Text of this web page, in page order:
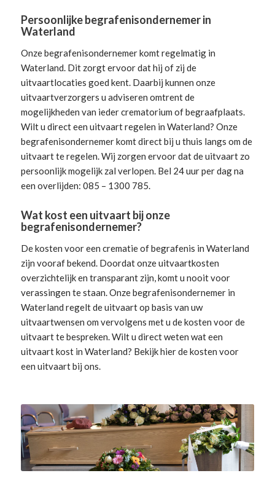
Persoonlijke begrafenisondernemer in
Waterland
Onze begrafenisondernemer komt regelmatig in
Waterland. Dit zorgt ervoor dat hij of zij de
uitvaartlocaties goed kent. Daarbij kunnen onze
uitvaartverzorgers u adviseren omtrent de
mogelijkheden van ieder crematorium of begraafplaats.
Wilt u direct een uitvaart regelen in Waterland? Onze
begrafenisondernemer komt direct bij u thuis langs om de
uitvaart te regelen. Wij zorgen ervoor dat de uitvaart zo
persoonlijk mogelijk zal verlopen. Bel 24 uur per dag na
een overlijden: 085 – 1300 785.
Wat kost een uitvaart bij onze
begrafenisondernemer?
De kosten voor een crematie of begrafenis in Waterland
zijn vooraf bekend. Doordat onze uitvaartkosten
overzichtelijk en transparant zijn, komt u nooit voor
verassingen te staan. Onze begrafenisondernemer in
Waterland regelt de uitvaartop basis van uw
uitvaartwensen om vervolgens met u de kosten voor de
uitvaart te bespreken. Wilt u direct weten wat een
uitvaart kost in Waterland? Bekijk hier dekosten voor
een uitvaartbij ons.